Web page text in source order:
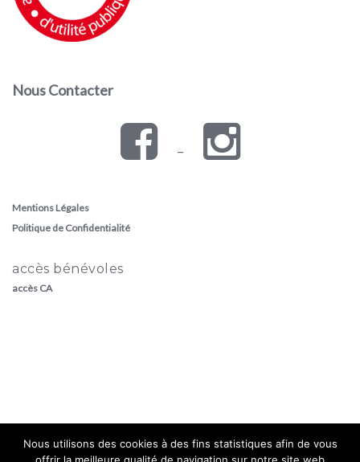
Nous Contacter
–
Mentions Légales
Politique de Confidentialité
accès bénévoles
accès CA
Nous utilisons des cookies à des fins statistiques afin de vous